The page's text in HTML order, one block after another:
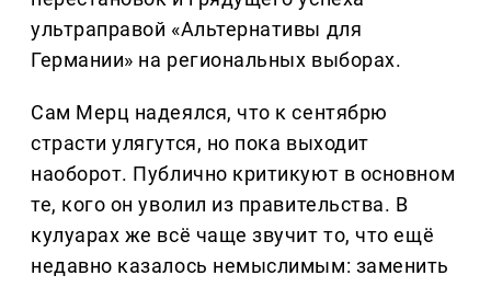
ультраправой «Альтернативы для
Германии» на региональных выборах.
Сам Мерц надеялся, что к сентябрю
страсти улягутся, но пока выходит
наоборот. Публично критикуют в основном
те, кого он уволил из правительства. В
кулуарах же всё чаще звучит то, что ещё
недавно казалось немыслимым: заменить